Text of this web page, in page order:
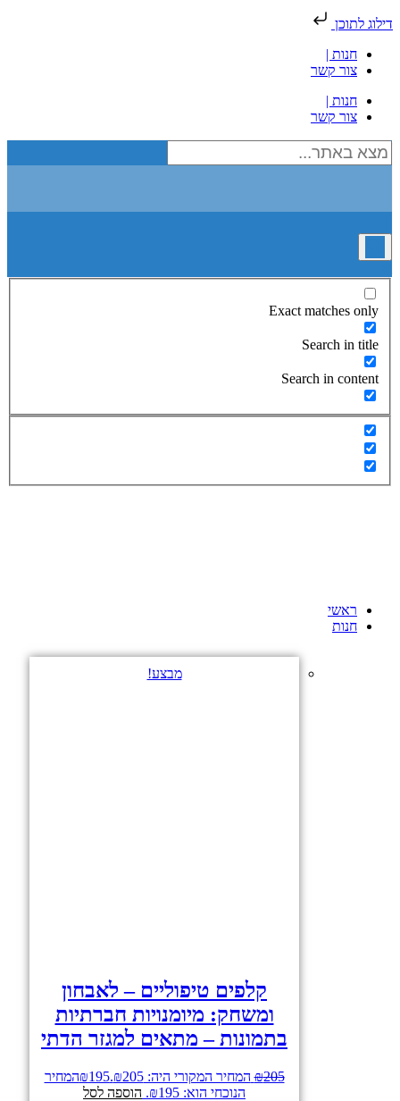
דילוג לתוכן
חנות |
צור קשר
חנות |
צור קשר
Exact matches only
Search in title
Search in content
ראשי
חנות
מבצע!
קלפים טיפוליים – לאבחון
ומשחק: מיומנויות חברתיות
בתמונות – מתאים למגזר הדתי
₪205 המחיר המקורי היה: ₪205. ₪195
המחיר
הנוכחי הוא: ₪195.
הוספה לסל